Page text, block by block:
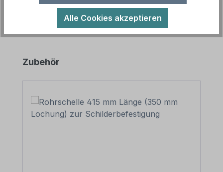
Produktgalerie überspringen
Zubehör
Alle Cookies akzeptieren